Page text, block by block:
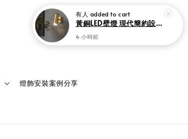
燈飾安裝案例分享
登入
有人 added to cart
黃銅LED壁燈 現代簡約設計 5W
4 小時前